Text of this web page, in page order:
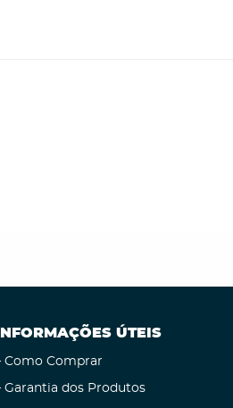
INFORMAÇÕES ÚTEIS
Como Comprar
Garantia dos Produtos